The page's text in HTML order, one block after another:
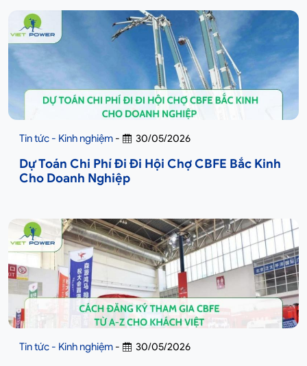
Tin tức - Kinh nghiệm - 30/05/2026
Dự Toán Chi Phí Đi Đi Hội Chợ CBFE Bắc Kinh
Cho Doanh Nghiệp
Tin tức - Kinh nghiệm - 30/05/2026